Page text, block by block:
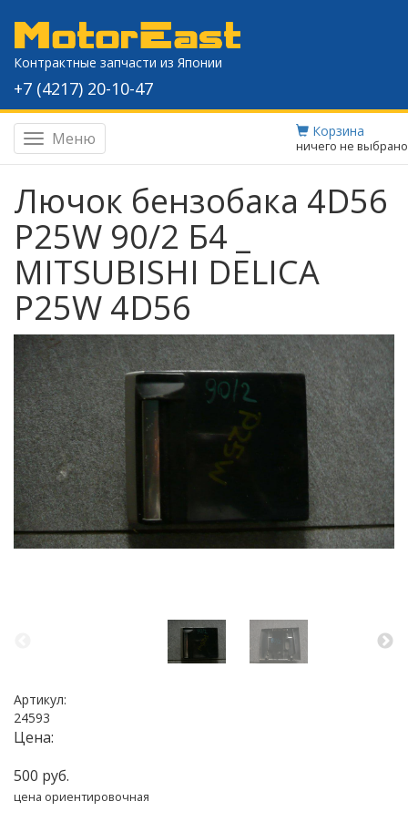
Контрактные запчасти из Японии
+7 (4217) 20-10-47
Корзина
ничего не выбрано
Меню
Навигация
Лючок бензобака 4D56
P25W 90/2 Б4 _
MITSUBISHI DELICA
P25W 4D56
Артикул:
24593
Цена:
500 руб.
цена ориентировочная